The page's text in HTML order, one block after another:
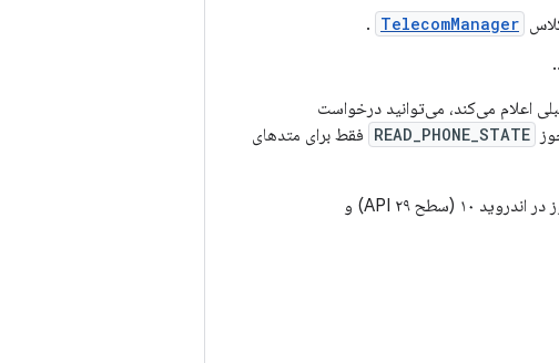
TelecomManager
.
اعلام می‌کند، می‌توانید درخواست
READ_PHONE_STATE فقط برای متدهای
خود را تغییر دهید تا برنامه شما فقط از این مجوز در اندروید ۱۰ (سطح API ۲۹) و